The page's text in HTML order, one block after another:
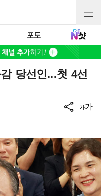
포토
감 당선인…첫 4선
가가